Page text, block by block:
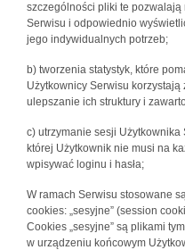
szczególności pliki te
Serwisu i odpowiednio
jego indywidualnych potrzeb;
b) tworzenia statystyk, które
Użytkownicy Serwisu
ulepszanie ich struktury i
c) utrzymanie sesji
której Użytkownik nie musi na
wpisywać loginu i hasła;
W ramach Serwisu stosowane
cookies: „sesyjne” (session
Cookies „sesyjne” są plikami
w urządzeniu końcowym